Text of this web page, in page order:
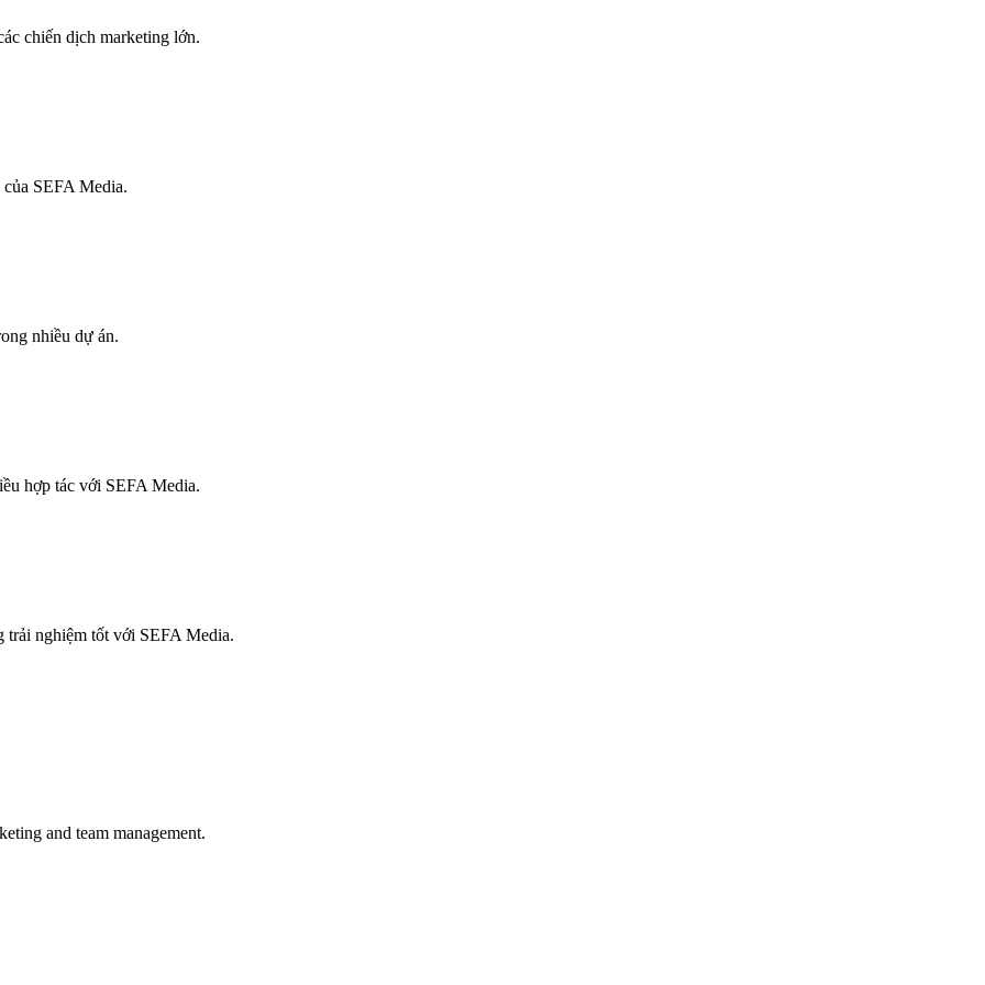
chiến dịch marketing lớn.
SEFA Media.
nhiều dự án.
hợp tác với SEFA Media.
trải nghiệm tốt với SEFA Media.
and team management.